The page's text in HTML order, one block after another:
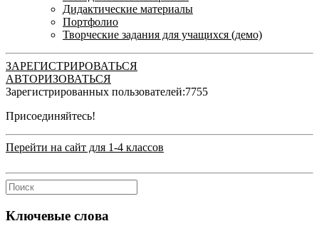
Дидактические материалы
Портфолио
Творческие задания для учащихся (демо)
ЗАРЕГИСТРИРОВАТЬСЯ
АВТОРИЗОВАТЬСЯ
Зарегистрированных пользователей:7755
Присоединяйтесь!
Перейти на сайт для 1-4 классов
Ключевые слова